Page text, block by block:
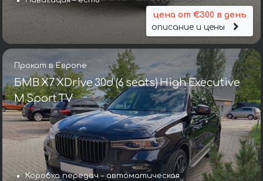
цена от €300 в день
описание и цены
Прокат в Европе
БМВ X7 XDrive 30d (6 seats) High Executive
M Sport TV
Коробка передач – автоматическая